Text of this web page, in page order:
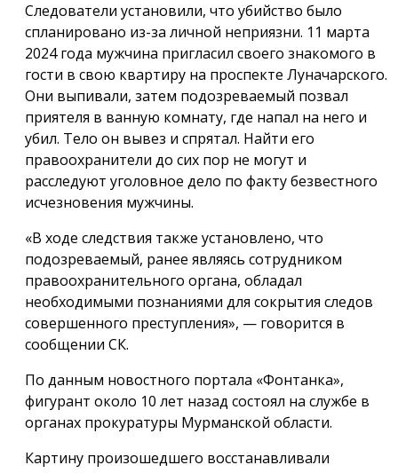
Следователи установили, что убийство было
спланировано из-за личной неприязни. 11 марта
2024 года мужчина пригласил своего знакомого в
гости в свою квартиру на проспекте Луначарского.
Они выпивали, затем подозреваемый позвал
приятеля в ванную комнату, где напал на него и
убил. Тело он вывез и спрятал. Найти его
правоохранители до сих пор не могут и
расследуют уголовное дело по факту безвестного
исчезновения мужчины.
«В ходе следствия также установлено, что
подозреваемый, ранее являясь сотрудником
правоохранительного органа, обладал
необходимыми познаниями для сокрытия следов
совершенного преступления», — говорится в
сообщении СК.
По данным новостного портала «Фонтанка»,
фигурант около 10 лет назад состоял на службе в
органах прокуратуры Мурманской области.
Картину произошедшего восстанавливали